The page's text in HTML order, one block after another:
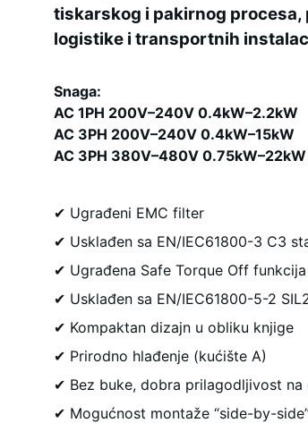
tiskarskog i pakirnog procesa,
logistike i transportnih
Snaga:
AC 1PH 200V–240V 0.4kW–2.2kW
AC 3PH 200V–240V 0.4kW–15kW
AC 3PH 380V–480V 0.75kW–22kW
✔ Ugrađeni EMC filter
✔ Usklađen sa EN/IEC61800-3 C3
✔ Ugrađena Safe Torque Off funkcija
✔ Usklađen sa EN/IEC61800-5-2
✔ Kompaktan dizajn u obliku knjige
✔ Prirodno hlađenje (kućište A)
✔ Bez buke, dobra prilagodljivost na
✔ Mogućnost montaže “side-by-